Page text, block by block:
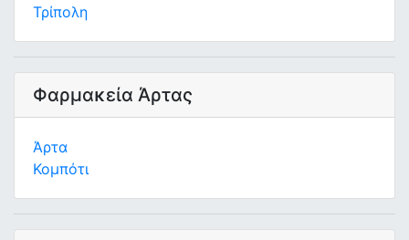
Τρίπολη
Φαρμακεία Άρτας
Άρτα
Κομπότι